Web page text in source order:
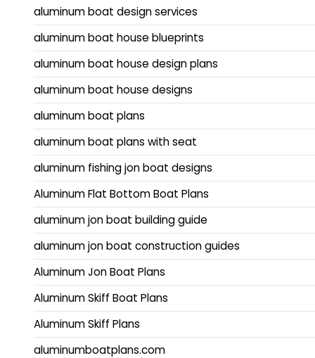
aluminum boat design services
aluminum boat house blueprints
aluminum boat house design plans
aluminum boat house designs
aluminum boat plans
aluminum boat plans with seat
aluminum fishing jon boat designs
Aluminum Flat Bottom Boat Plans
aluminum jon boat building guide
aluminum jon boat construction guides
Aluminum Jon Boat Plans
Aluminum Skiff Boat Plans
Aluminum Skiff Plans
aluminumboatplans.com